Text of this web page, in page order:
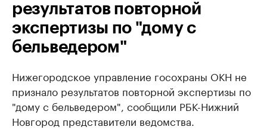
результатов повторной
экспертизы по "дому с
бельведером"
Нижегородское управление госохраны ОКН не
признало результатов повторной экспертизы по
"дому с бельведером", сообщили РБК-Нижний
Новгород представители ведомства.